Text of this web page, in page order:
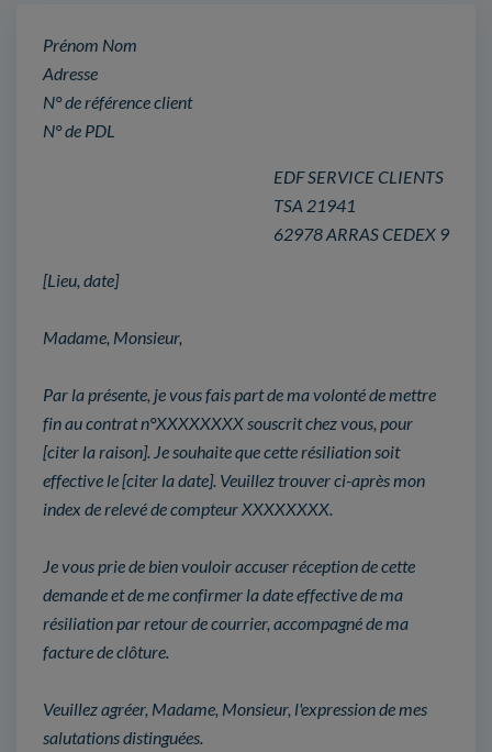
Prénom Nom
Adresse
N° de référence client
N° de PDL
EDF SERVICE CLIENTS
TSA 21941
62978 ARRAS CEDEX 9
[Lieu, date]
Madame, Monsieur,
Par la présente, je vous fais part de ma volonté de mettre
fin au contrat n°XXXXXXXX souscrit chez vous, pour
[citer la raison]. Je souhaite que cette résiliation soit
effective le [citer la date]. Veuillez trouver ci-après mon
index de relevé de compteur XXXXXXXX.
Je vous prie de bien vouloir accuser réception de cette
demande et de me confirmer la date effective de ma
résiliation par retour de courrier, accompagné de ma
facture de clôture.
Veuillez agréer, Madame, Monsieur, l'expression de mes
salutations distinguées.